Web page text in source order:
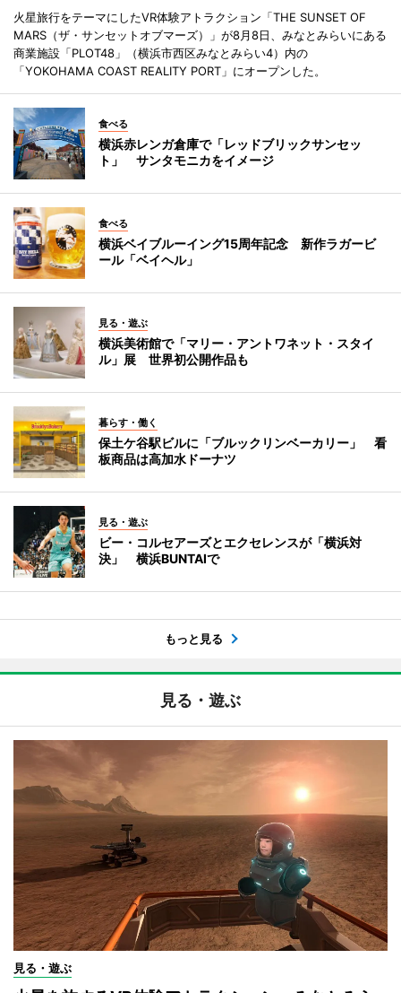
火星旅行をテーマにしたVR体験アトラクション「THE SUNSET OF
MARS（ザ・サンセットオブマーズ）」が8月8日、みなとみらいにある
商業施設「PLOT48」（横浜市西区みなとみらい4）内の
「YOKOHAMA COAST REALITY PORT」にオープンした。
食べる
横浜赤レンガ倉庫で「レッドブリックサンセッ
ト」 サンタモニカをイメージ
食べる
横浜ベイブルーイング15周年記念 新作ラガービ
ール「ベイヘル」
見る・遊ぶ
横浜美術館で「マリー・アントワネット・スタイ
ル」展 世界初公開作品も
暮らす・働く
保土ケ谷駅ビルに「ブルックリンベーカリー」 看
板商品は高加水ドーナツ
見る・遊ぶ
ビー・コルセアーズとエクセレンスが「横浜対
決」 横浜BUNTAIで
もっと見る
見る・遊ぶ
見る・遊ぶ